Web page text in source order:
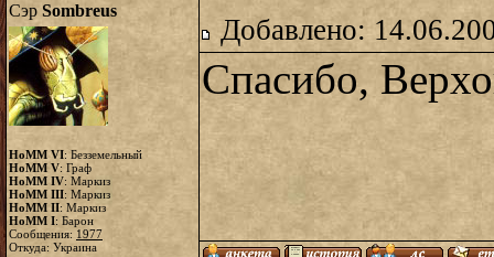
Сэр Sombreus
HoMM VI: Безземельный
HoMM V: Граф
HoMM IV: Маркиз
HoMM III: Маркиз
HoMM II: Маркиз
HoMM I: Барон
Сообщения: 1977
Откуда: Украина
Добавлено:
Спасибо,